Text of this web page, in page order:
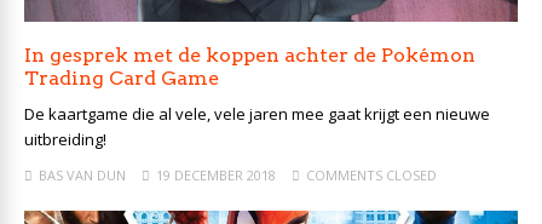
In gesprek met de koppen achter de Pokémon
Trading Card Game
De kaartgame die al vele, vele jaren mee gaat krijgt een nieuwe
uitbreiding!
BAS VAN DUN 19 DECEMBER 2018 COMMENTS CLOSED